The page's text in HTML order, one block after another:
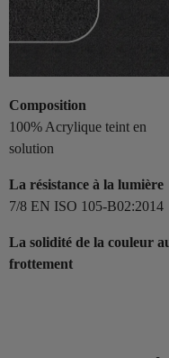
Composition
100% Acrylique teint en
solution
La résistance à la lumière
7/8 EN ISO 105-B02:2014
La solidité de la couleur
frottement